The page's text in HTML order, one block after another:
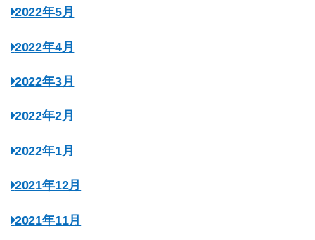
2022年5月
2022年4月
2022年3月
2022年2月
2022年1月
2021年12月
2021年11月